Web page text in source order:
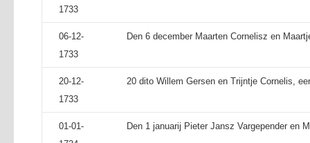
1733
06-12-
1733
Den 6 december Maarten Cornelisz en
20-12-
1733
20 dito Willem Gersen en Trijntje Cornelis,
01-01-
Den 1 januarij Pieter Jansz Vargepender en